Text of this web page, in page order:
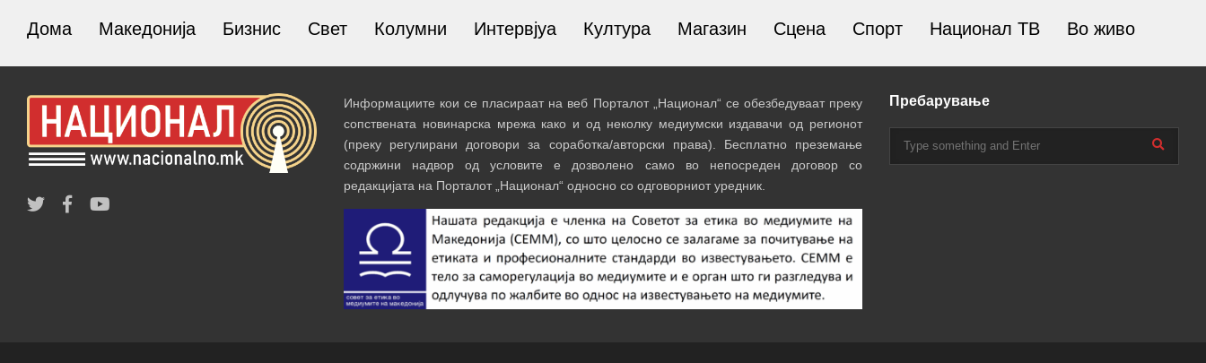
Дома Македонија Бизнис Свет Колумни Интервјуа Култура Магазин Сцена Спорт Национал ТВ Во живо
Информациите кои се пласираат на веб Порталот „Национал“ се обезбедуваат преку
сопствената новинарска мрежа како и од неколку медиумски издавачи од регионот
(преку регулирани договори за соработка/авторски права). Бесплатно преземање
содржини надвор од условите е дозволено само во непосреден договор со
редакцијата на Порталот „Национал“ односно со одговорниот уредник.
Пребарување